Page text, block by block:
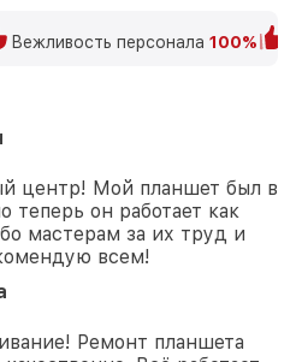
Вежливость персонала 100%
центр! Мой планшет был в
теперь он работает как
мастерам за их труд и
всем!
Ремонт планшета